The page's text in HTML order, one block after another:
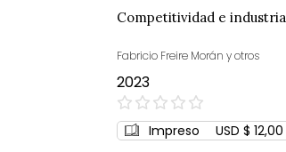
Competitividad e industria
Fabricio Freire Morán y otros
2023
0%
Impreso USD $ 12,00